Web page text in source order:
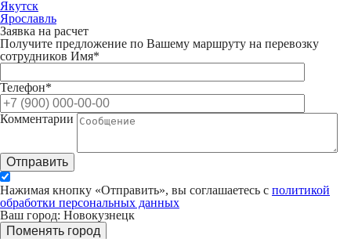
Якутск
Ярославль
Заявка на расчет
Получите предложение по Вашему маршруту на перевозку
сотрудников Имя*
Телефон*
Комментарии
Отправить
Нажимая кнопку «Отправить», вы соглашаетесь с политикой
обработки персональных данных
Ваш город: Новокузнецк
Поменять город